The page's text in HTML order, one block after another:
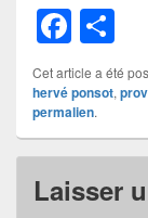
F
a
c
e
b
o
ar
ta
g
er
Cet article a été
hervé ponsot,
permalien.
Laisser